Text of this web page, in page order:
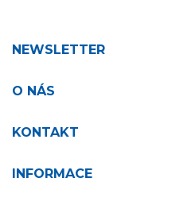
NEWSLETTER
O NÁS
KONTAKT
INFORMACE